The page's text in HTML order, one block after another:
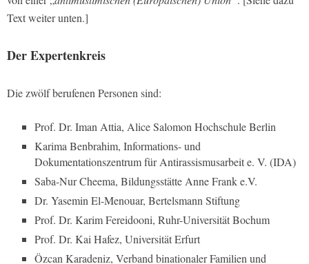
Text weiter unten.]
Der Expertenkreis
Die zwölf berufenen Personen sind:
Prof. Dr. Iman Attia, Alice Salomon Hochschule Berlin
Karima Benbrahim, Informations- und
Dokumentationszentrum für Antirassismusarbeit e. V. (IDA)
Saba-Nur Cheema, Bildungsstätte Anne Frank e.V.
Dr. Yasemin El-Menouar, Bertelsmann Stiftung
Prof. Dr. Karim Fereidooni, Ruhr-Universität Bochum
Prof. Dr. Kai Hafez, Universität Erfurt
Özcan Karadeniz, Verband binationaler Familien und